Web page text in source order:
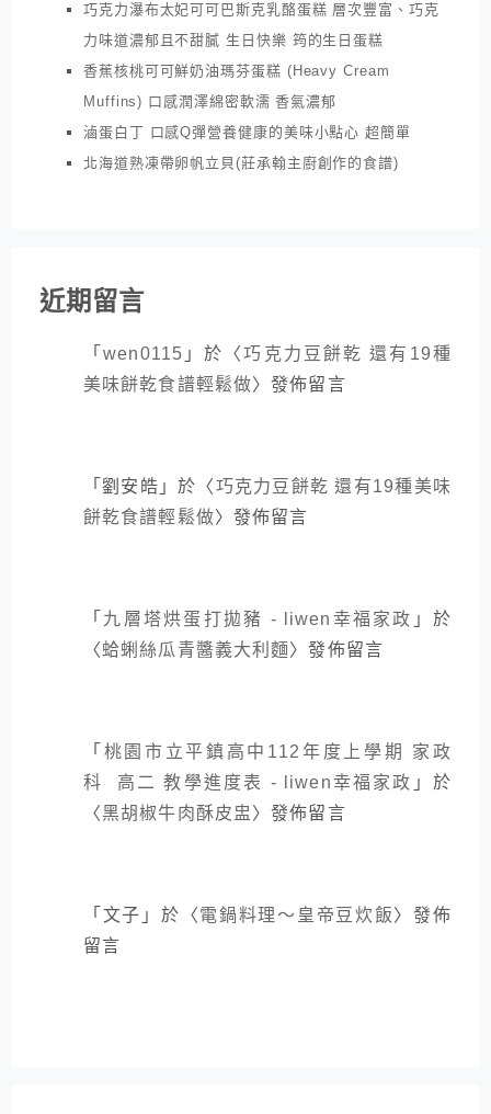
巧克力瀑布太妃可可巴斯克乳酪蛋糕 層次豐富、巧克
力味道濃郁且不甜膩 生日快樂 筠的生日蛋糕
香蕉核桃可可鮮奶油瑪芬蛋糕 (Heavy Cream
Muffins) 口感潤澤綿密軟濡 香氣濃郁
滷蛋白丁 口感Q彈營養健康的美味小點心 超簡單
北海道熟凍帶卵帆立貝(莊承翰主廚創作的食譜)
近期留言
「wen0115 」於〈巧克力豆餅乾 還有19種
美味餅乾食譜輕鬆做〉發佈留言
「劉安皓 」於〈巧克力豆餅乾 還有19種美味
餅乾食譜輕鬆做〉發佈留言
「 九層塔烘蛋打拋豬 - liwen幸福家政 」於
〈蛤蜊絲瓜青醬義大利麵〉發佈留言
「 桃園市立平鎮高中112年度上學期 家政
科 高二 教學進度表 - liwen幸福家政 」於
〈黑胡椒牛肉酥皮盅 〉發佈留言
「 文子 」於〈電鍋料理～皇帝豆炊飯〉發佈
留言